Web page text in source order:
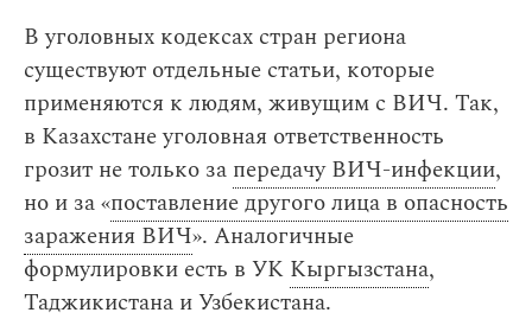
В уголовных кодексах стран региона
существуют отдельные статьи, которые
применяются к людям, живущим с ВИЧ. Так,
в Казахстане уголовная ответственность
грозит не только за передачу ВИЧ-инфекции,
но и за «поставление другого лица в опасность
заражения ВИЧ». Аналогичные
формулировки есть в УК Кыргызстана,
Таджикистана иУзбекистана.